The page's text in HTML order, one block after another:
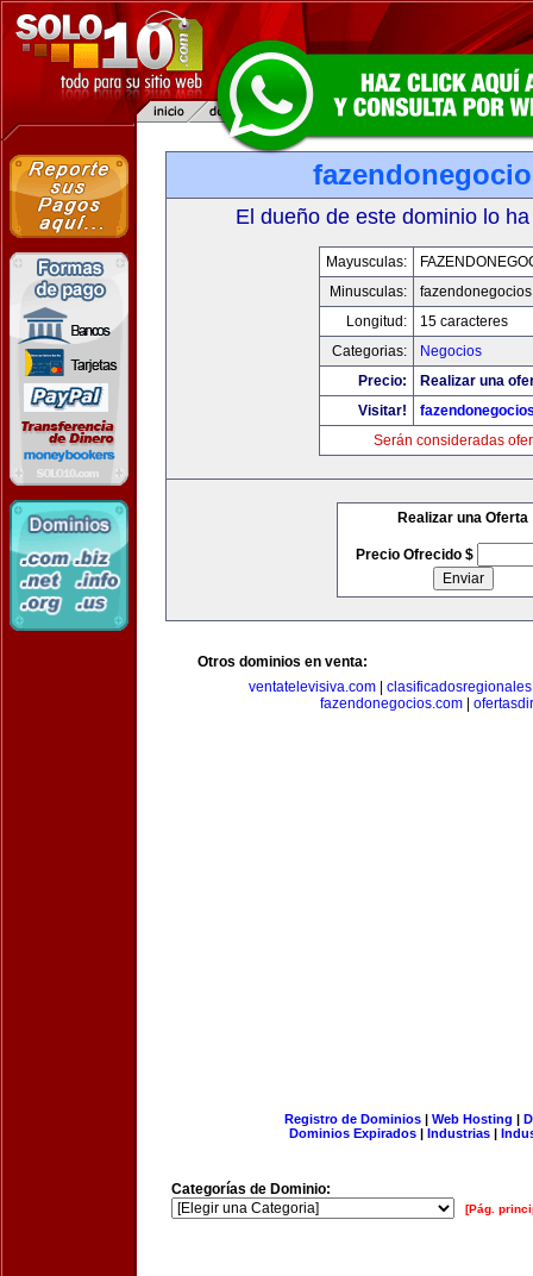
El dueño de este dominio lo
Mayusculas:
Minusculas:
Longitud:
15 caracteres
Categorias:
Negocios
Precio:
Realizar una
Visitar!
Serán consideradas
Realizar una Oferta
Precio Ofrecido $
Otros dominios en venta:
ventatelevisiva.com
fazendonegocios.com|
Registro de Dominios| Web Hosting |
Dominios Expirados | Industrias |
Categorías de Dominio:
[Pág.